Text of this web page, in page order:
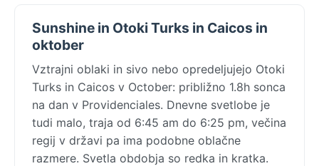
Sunshine in Otoki Turks in Caicos in
oktober
Vztrajni oblaki in sivo nebo opredeljujejo Otoki
Turks in Caicos v October: približno 1.8h sonca
na dan v Providenciales. Dnevne svetlobe je
tudi malo, traja od 6:45 am do 6:25 pm, večina
regij v državi pa ima podobne oblačne
razmere. Svetla obdobja so redka in kratka.